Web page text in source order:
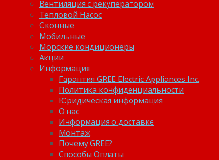
Вентиляция с рекуператором
Тепловой Насос
Оконные
Мобильные
Морские кондиционеры
Акции
Информация
Гарантия GREE Electric Appliances Inc.
Политика конфиденциальности
Юридическая информация
О нас
Информация о доставке
Монтаж
Почему GREE?
Способы Оплаты